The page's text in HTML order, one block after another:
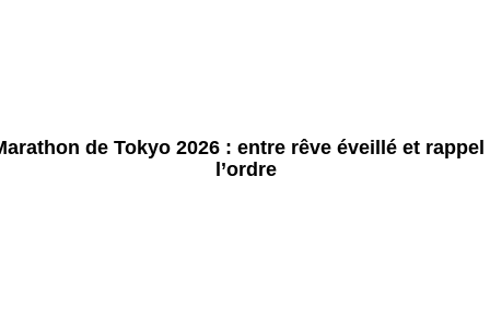
de Tokyo 2026 : entre rêve éveillé et rappel
l’ordre